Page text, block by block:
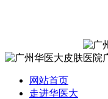
网站首页
走进华医大